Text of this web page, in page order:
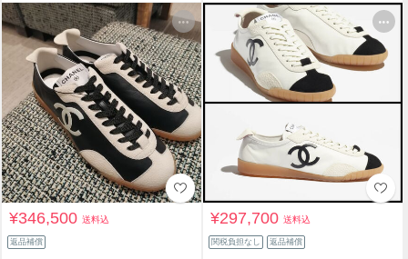
¥346,500送料込
返品補償
¥297,700送料込
関税負担なし 返品補償